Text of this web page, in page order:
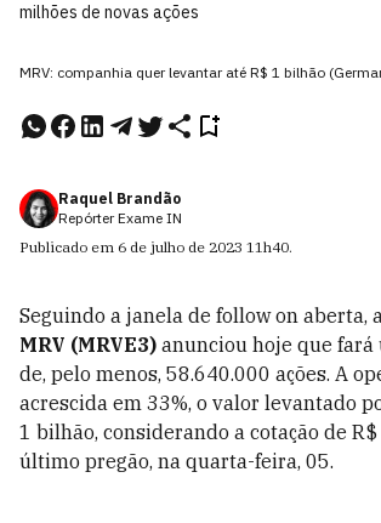
milhões de novas ações
MRV: companhia quer levantar até R$ 1 bilhão
Raquel Brandão
Repórter Exame IN
Publicado em 6 de julho de 2023 11h40.
Seguindo a janela de follow on aberta,
MRV (MRVE3) anunciou hoje que fará
de, pelo menos, 58.640.000 ações. A
acrescida em 33%, o valor levantado
1 bilhão, considerando a cotação de
último pregão, na quarta-feira, 05.